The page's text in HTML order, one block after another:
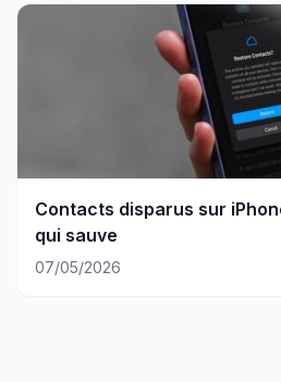
Contacts disparus sur
qui sauve
07/05/2026